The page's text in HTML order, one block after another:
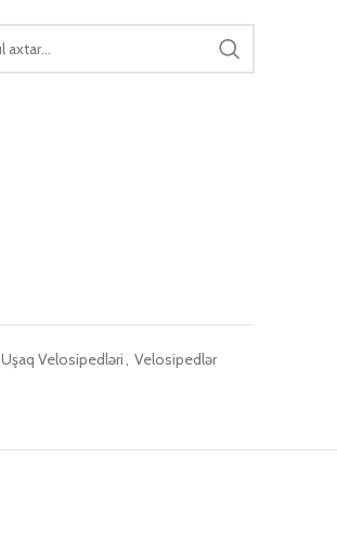
Uşaq Velosipedləri, Velosipedlər